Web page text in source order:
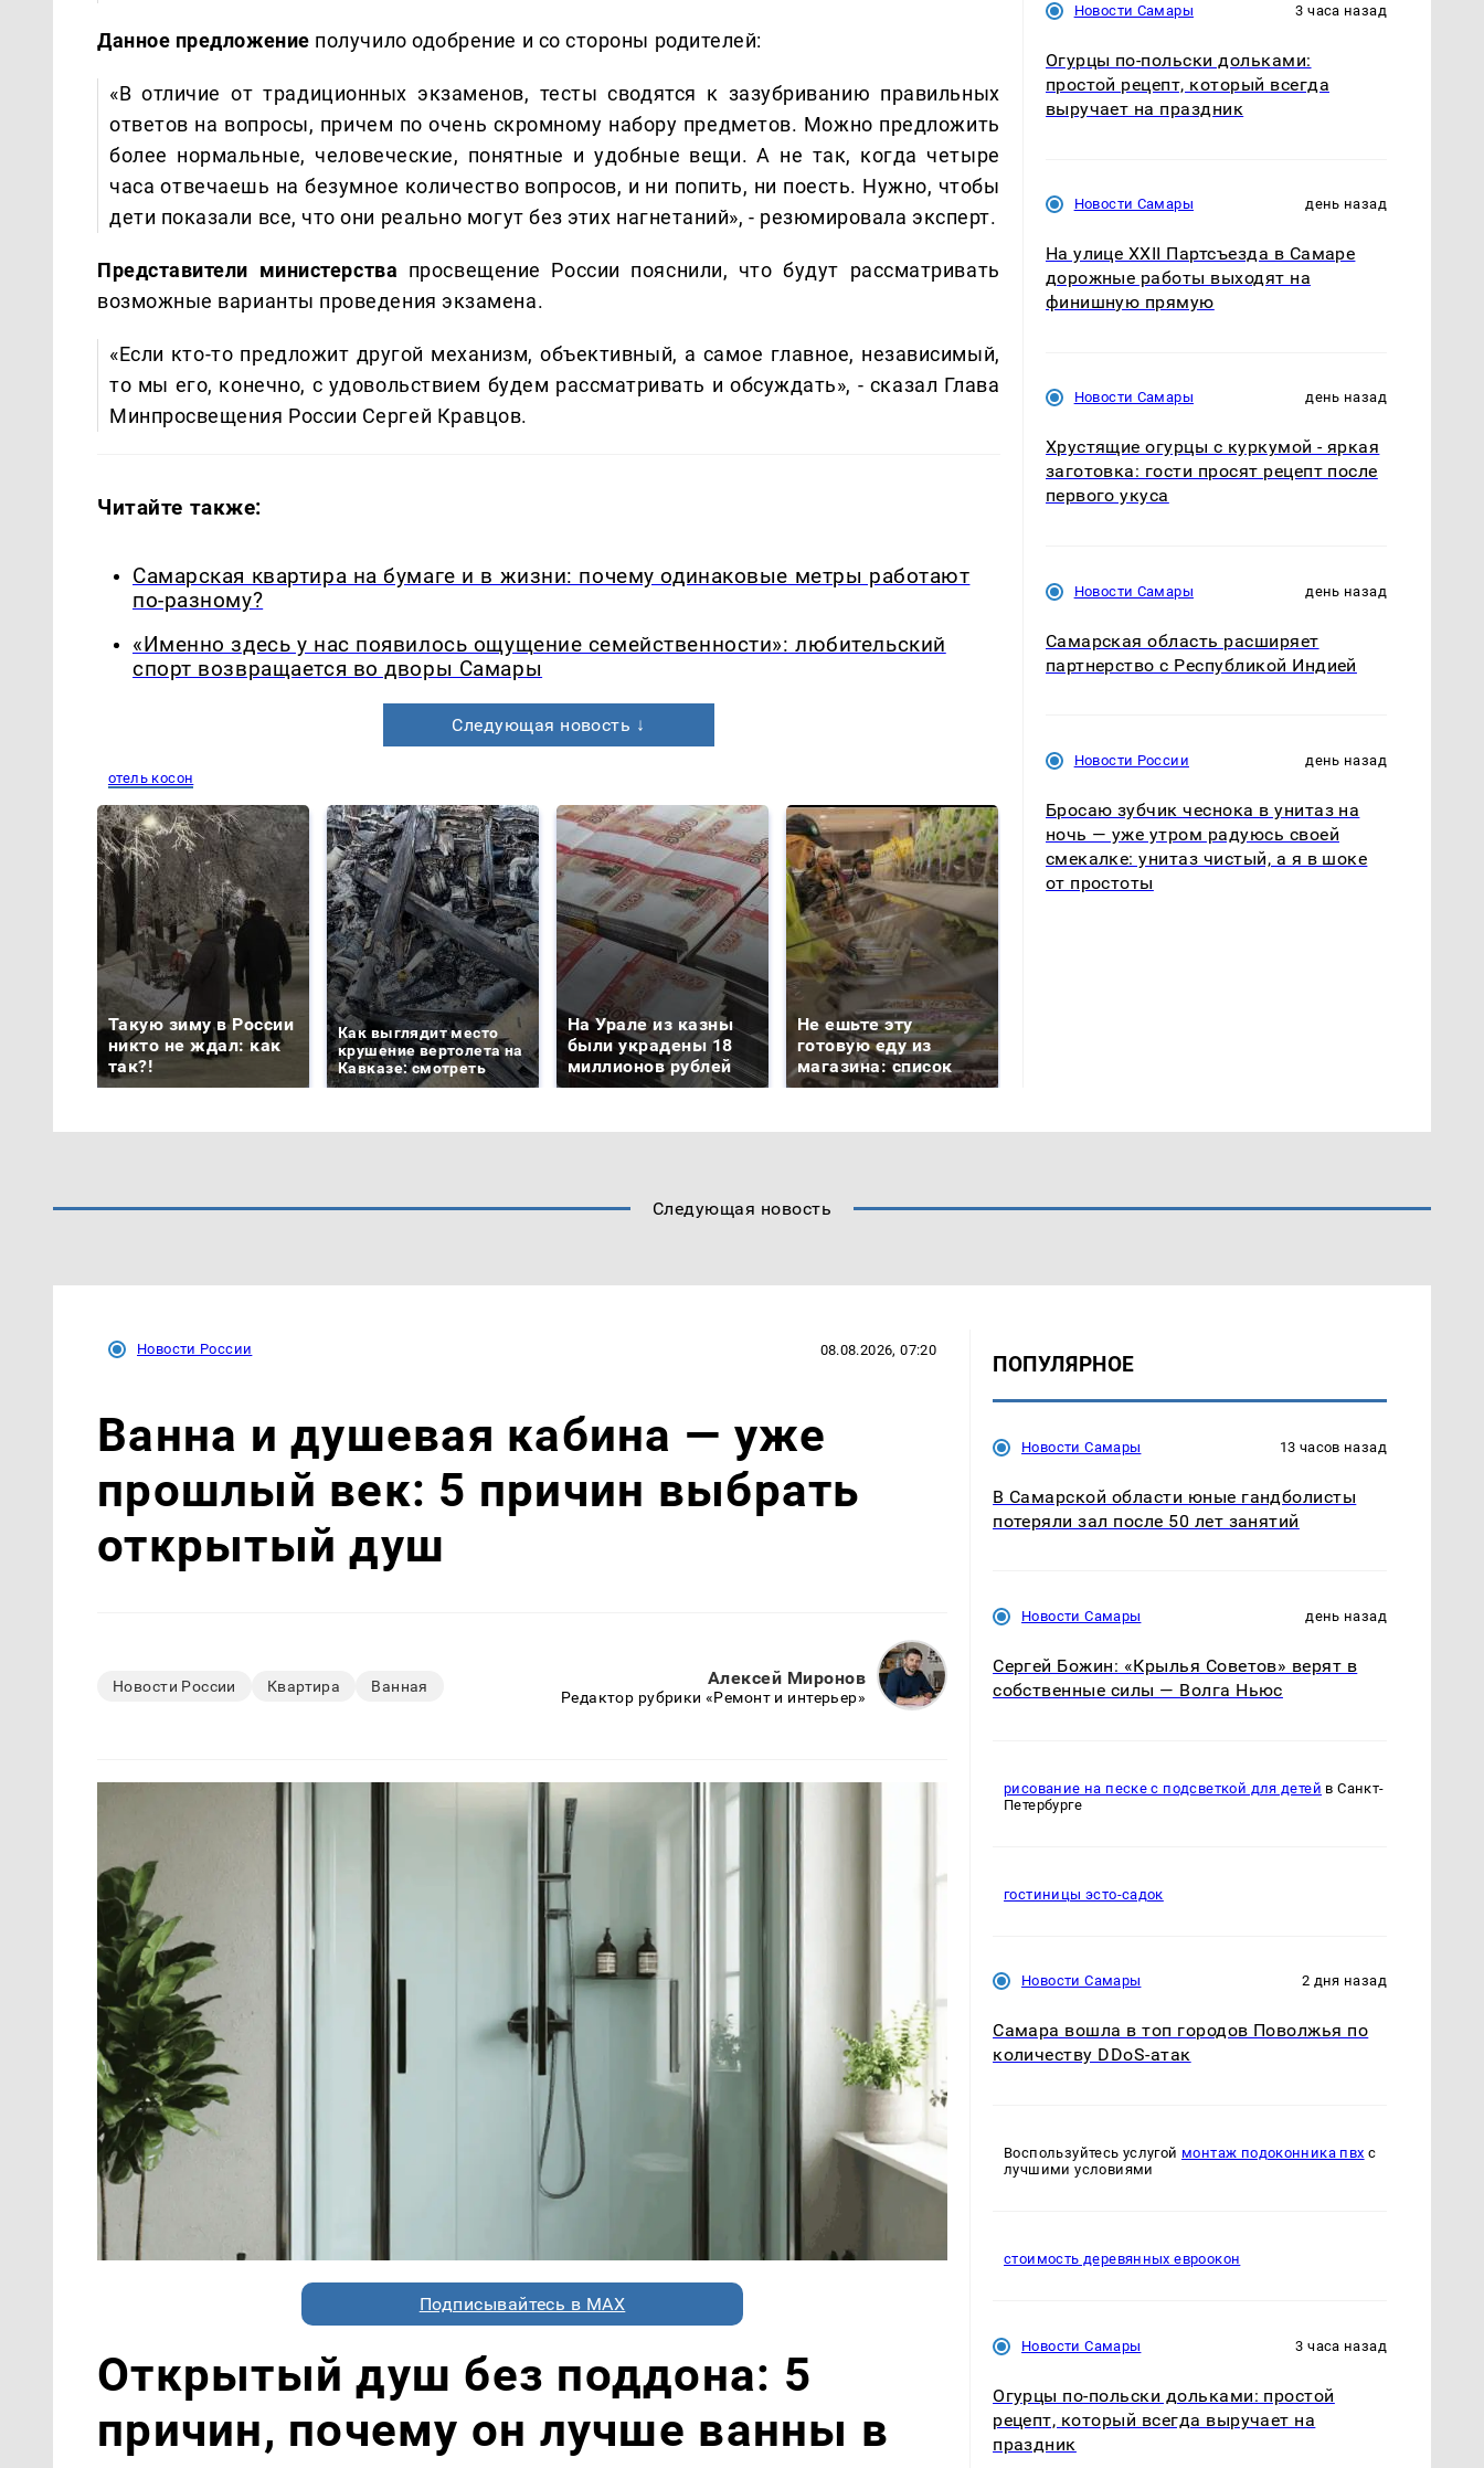
Данное предложение получило одобрение и со стороны родителей:
«В отличие от традиционных экзаменов, тесты сводятся к зазубриванию правильных
ответов на вопросы, причем по очень скромному набору предметов. Можно предложить
более нормальные, человеческие, понятные и удобные вещи. А не так, когда четыре
часа отвечаешь на безумное количество вопросов, и ни попить, ни поесть. Нужно, чтобы
дети показали все, что они реально могут без этих нагнетаний», - резюмировала эксперт.
Представители министерства просвещение России пояснили, что будут рассматривать
возможные варианты проведения экзамена.
«Если кто-то предложит другой механизм, объективный, а самое главное, независимый,
то мы его, конечно, с удовольствием будем рассматривать и обсуждать», - сказал Глава
Минпросвещения России Сергей Кравцов.
Читайте также:
Самарская квартира на бумаге и в жизни: почему одинаковые метры работают
по-разному?
«Именно здесь у нас появилось ощущение семейственности»: любительский
спорт возвращается во дворы Самары
Следующая новость ↓
отель косон
Такую зиму в России
никто не ждал: как
так?!
Как выглядит место
крушение вертолета на
Кавказе: смотреть
На Урале из казны
были украдены 18
миллионов рублей
Не ешьте эту
готовую еду из
магазина: список
Новости Самары 3 часа назад
Огурцы по‑польски дольками:
простой рецепт, который всегда
выручает на праздник
Новости Самары день назад
На улице XXII Партсъезда в Самаре
дорожные работы выходят на
финишную прямую
Новости Самары день назад
Хрустящие огурцы с куркумой - яркая
заготовка: гости просят рецепт после
первого укуса
Новости Самары день назад
Самарская область расширяет
партнерство с Республикой Индией
Новости России день назад
Бросаю зубчик чеснока в унитаз на
ночь — уже утром радуюсь своей
смекалке: унитаз чистый, а я в шоке
от простоты
Следующая новость
Новости России 08.08.2026, 07:20
Ванна и душевая кабина — уже
прошлый век: 5 причин выбрать
открытый душ
Новости России Квартира Ванная Алексей Миронов
Редактор рубрики «Ремонт и интерьер»
Подписывайтесь в MAX
Открытый душ без поддона: 5
причин, почему он лучше ванны в
ПОПУЛЯРНОЕ
Новости Самары 13 часов назад
В Самарской области юные гандболисты
потеряли зал после 50 лет занятий
Новости Самары день назад
Сергей Божин: «Крылья Советов» верят в
собственные силы — Волга Ньюс
рисование на песке с подсветкой для детей в Санкт-
Петербурге
гостиницы эсто-садок
Новости Самары 2 дня назад
Самара вошла в топ городов Поволжья по
количеству DDoS-атак
Воспользуйтесь услугой монтаж подоконника пвх с
лучшими условиями
стоимость деревянных евроокон
Новости Самары 3 часа назад
Огурцы по‑польски дольками: простой
рецепт, который всегда выручает на
праздник